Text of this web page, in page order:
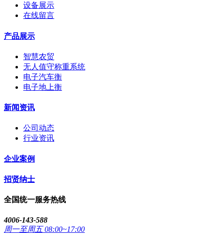
设备展示
在线留言
产品展示
智慧农贸
无人值守称重系统
电子汽车衡
电子地上衡
新闻资讯
公司动态
行业资讯
企业案例
招贤纳士
全国统一服务热线
4006-143-588
周一至周五 08:00~17:00